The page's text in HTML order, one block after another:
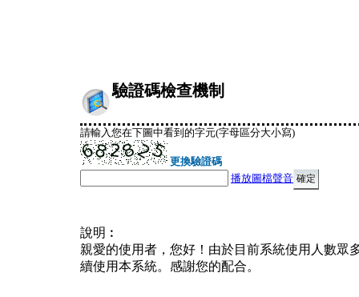
驗證碼檢查機制
請輸入您在下圖中看到的字元(字母區分大小寫)
更換驗證碼
播放圖檔聲音
說明︰
親愛的使用者，您好！由於目前系統使用人數眾
續使用本系統。感謝您的配合。